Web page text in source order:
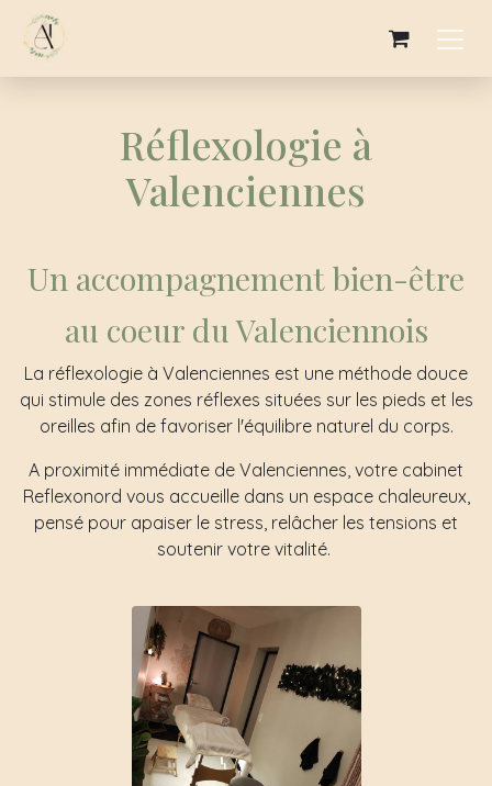
Réflexologie à
Valenciennes
Un accompagnement bien-être
au coeur du Valenciennois
La réflexologie à Valenciennes est une méthode douce
qui stimule des zones réflexes situées sur les pieds et les
oreilles afin de favoriser l'équilibre naturel du corps.
A proximité immédiate de Valenciennes, votre cabinet
Reflexonord vous accueille dans un espace chaleureux,
pensé pour apaiser le stress, relâcher les tensions et
soutenir votre vitalité.